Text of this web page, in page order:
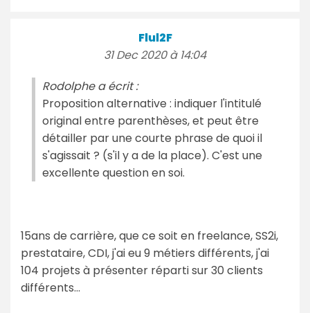
Flul2F
31 Dec 2020 à 14:04
Rodolphe a écrit :
Proposition alternative : indiquer l'intitulé
original entre parenthèses, et peut être
détailler par une courte phrase de quoi il
s'agissait ? (s'il y a de la place). C'est une
excellente question en soi.
15ans de carrière, que ce soit en freelance, SS2i,
prestataire, CDI, j'ai eu 9 métiers différents, j'ai
104 projets à présenter réparti sur 30 clients
différents...